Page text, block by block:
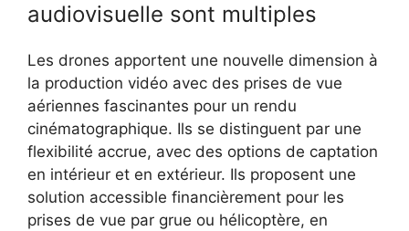
audiovisuelle sont multiples
Les drones apportent une nouvelle dimension à
la production vidéo avec des prises de vue
aériennes fascinantes pour un rendu
cinématographique. Ils se distinguent par une
flexibilité accrue, avec des options de captation
en intérieur et en extérieur. Ils proposent une
solution accessible financièrement pour les
prises de vue par grue ou hélicoptère, en